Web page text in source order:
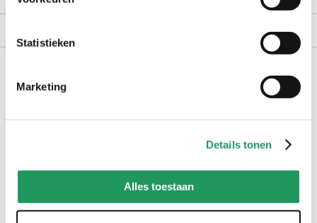
Statistieken
Marketing
Details tonen
Alles toestaan
creaties met pipoos artikelen